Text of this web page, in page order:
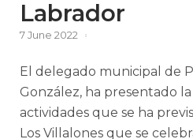
Labrador
7 June 2022
El delegado municipal de
González, ha presentado
actividades que se ha
Los Villalones que se